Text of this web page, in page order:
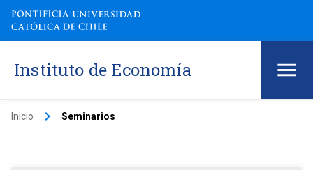
Instituto de Economía
Inicio keyboard_arrow_right Seminarios